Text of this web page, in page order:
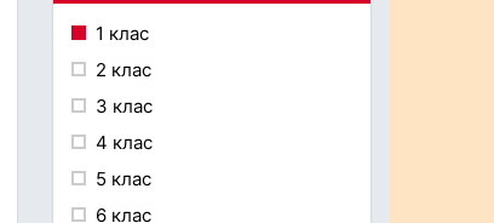
1 клас
2 клас
3 клас
4 клас
5 клас
6 клас